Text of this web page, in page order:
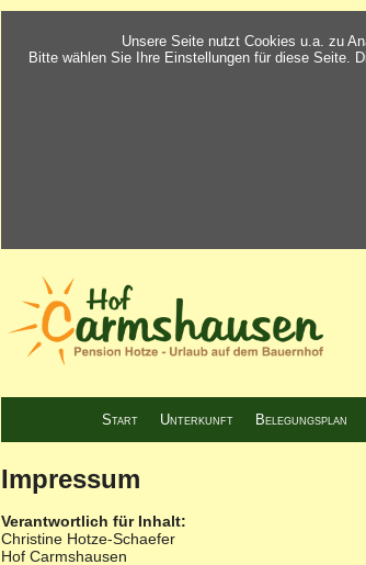
Unsere Seite nutzt Cookies u.a. zu
Bitte wählen Sie Ihre Einstellungen für diese Seite.
Start Unterkunft Belegungsplan
Impressum
Verantwortlich für Inhalt:
Christine Hotze-Schaefer
Hof Carmshausen